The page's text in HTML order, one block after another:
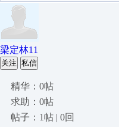
梁定林11
关注 私信
精华：0帖
求助：0帖
帖子：1帖 | 0回